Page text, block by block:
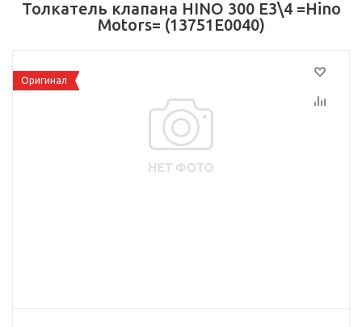
Толкатель клапана HINO 300 Е3\4 =Hino
Motors= (13751E0040)
Оригинал